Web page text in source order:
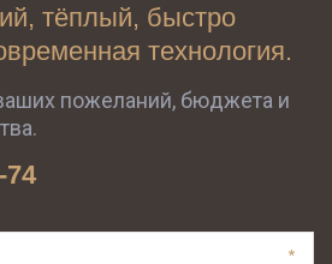
тёплый, быстро
технология.
пожеланий, бюджета и
74
*